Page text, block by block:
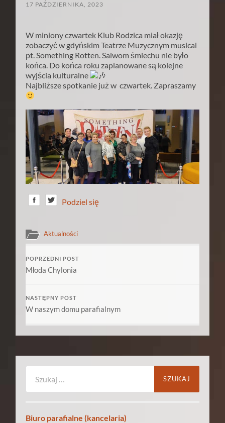
17 PAŹDZIERNIKA, 2023
W miniony czwartek Klub Rodzica miał okazję
zobaczyć w gdyńskim Teatrze Muzycznym musical
pt. Something Rotten. Salwom śmiechu nie było
końca. Do końca roku zaplanowane są kolejne
wyjścia kulturalne
Najbliższe spotkanie już w czwartek. Zapraszamy
Podziel się
Aktualności
POPRZEDNI POST
Młoda Chylonia
NASTĘPNY POST
W naszym domu parafialnym
Biuro parafialne (kancelaria)